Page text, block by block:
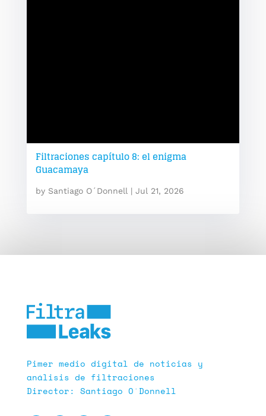
Filtraciones capítulo 8: el enigma
Guacamaya
by Santiago O´Donnell| Jul 21, 2026
Pimer medio digital de noticias y
análisis de filtraciones
Director: Santiago O´Donnell